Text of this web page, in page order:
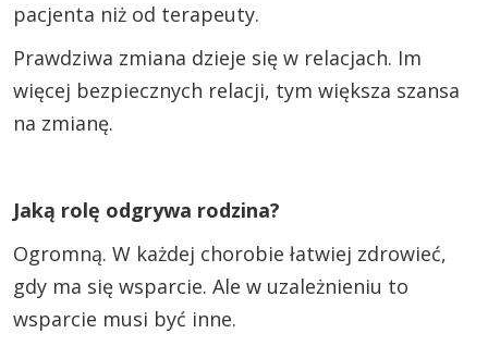
pacjenta niż od terapeuty.
Prawdziwa zmiana dzieje się w relacjach. Im
więcej bezpiecznych relacji, tym większa szansa
na zmianę.
Jaką rolę odgrywa rodzina?
Ogromną. W każdej chorobie łatwiej zdrowieć,
gdy ma się wsparcie. Ale w uzależnieniu to
wsparcie musi być inne.